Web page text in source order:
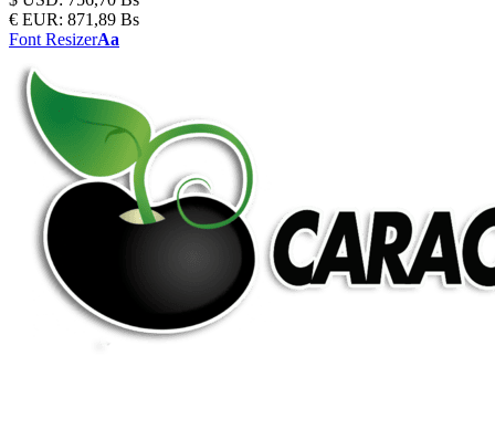
€ EUR: 871,89 Bs
Font ResizerAa